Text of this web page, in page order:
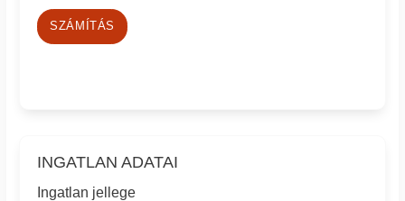
SZÁMÍTÁS
INGATLAN ADATAI
Ingatlan jellege